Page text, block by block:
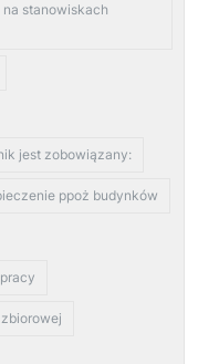
stanowiskach
jest zobowiązany:
ppoż budynków